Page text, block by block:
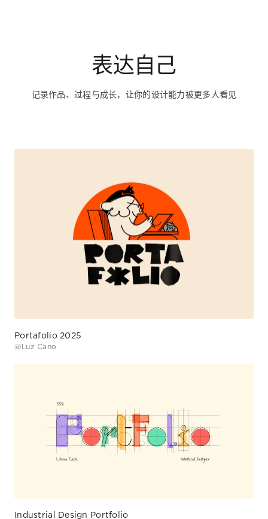
表达自己
记录作品、过程与成长，让你的设计能力被更多人看见
Portafolio 2025
@ Luz Cano
Industrial Design Portfolio